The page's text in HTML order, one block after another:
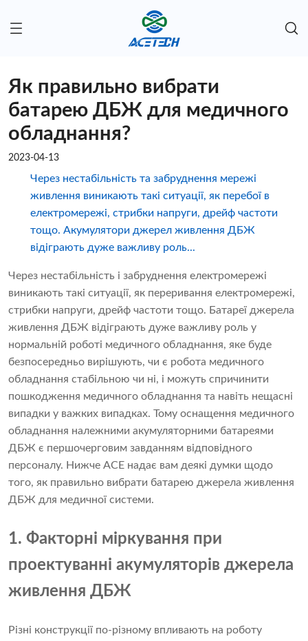
Як правильно вибрати
батарею ДБЖ для медичного
обладнання?
2023-04-13
Через нестабільність та забруднення мережі
живлення виникають такі ситуації, як перебої в
електромережі, стрибки напруги, дрейф частоти
тощо. Акумулятори джерел живлення ДБЖ
відіграють дуже важливу роль...
Через нестабільність і забруднення електромережі
виникають такі ситуації, як переривання електромережі,
стрибки напруги, дрейф частоти тощо. Батареї джерела
живлення ДБЖ відіграють дуже важливу роль у
нормальній роботі медичного обладнання, яке буде
безпосередньо вирішують, чи є робота медичного
обладнання стабільною чи ні, і можуть спричинити
пошкодження медичного обладнання та навіть нещасні
випадки у важких випадках. Тому оснащення медичного
обладнання належними акумуляторними батареями
ДБЖ є першочерговим завданням відповідного
персоналу. Нижче ACE надає вам деякі думки щодо
того, як правильно вибрати батарею джерела живлення
ДБЖ для медичної системи.
1. Факторні міркування при
проектуванні акумуляторів джерела
живлення ДБЖ
Різні конструкції по-різному впливають на роботу